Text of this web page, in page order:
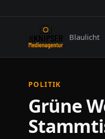
Blaulicht
POLITIK
Grüne